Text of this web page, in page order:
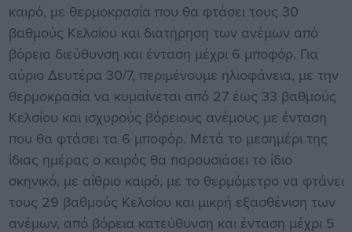
καιρό, με θερμοκρασία που θα φτάσει τους 30
βαθμούς Κελσίου και διατήρηση των ανέμων από
βόρεια διεύθυνση και ένταση μέχρι 6 μποφόρ. Για
αύριο Δευτέρα 30/7, περιμένουμε ηλιοφάνεια, με την
θερμοκρασία να κυμαίνεται από 27 έως 33 βαθμούς
Κελσίου και ισχυρούς βόρειους ανέμους με ένταση
που θα φτάσει τα 6 μποφόρ. Μετά το μεσημέρι της
ίδιας ημέρας ο καιρός θα παρουσιάσει το ίδιο
σκηνικό, με αίθριο καιρό, με το θερμόμετρο να φτάνει
τους 29 βαθμούς Κελσίου και μικρή εξασθένιση των
ανέμων, από βόρεια κατεύθυνση και ένταση μέχρι 5